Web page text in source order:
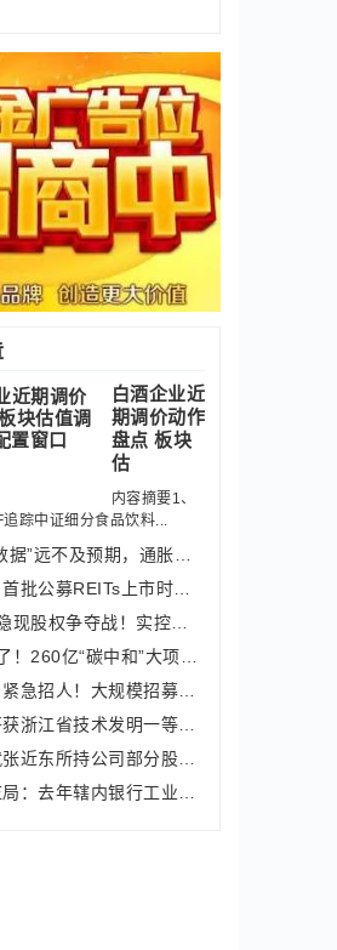
白酒企业近
期调价动作
盘点 板块
估
内容摘要1、
踪中证细分食品饮料...